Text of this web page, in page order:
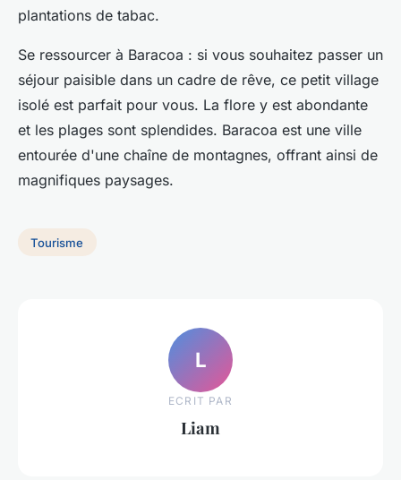
plantations de tabac.
Se ressourcer à Baracoa : si vous souhaitez passer un
séjour paisible dans un cadre de rêve, ce petit village
isolé est parfait pour vous. La flore y est abondante
et les plages sont splendides. Baracoa est une ville
entourée d'une chaîne de montagnes, offrant ainsi de
magnifiques paysages.
Tourisme
L
ECRIT PAR
Liam